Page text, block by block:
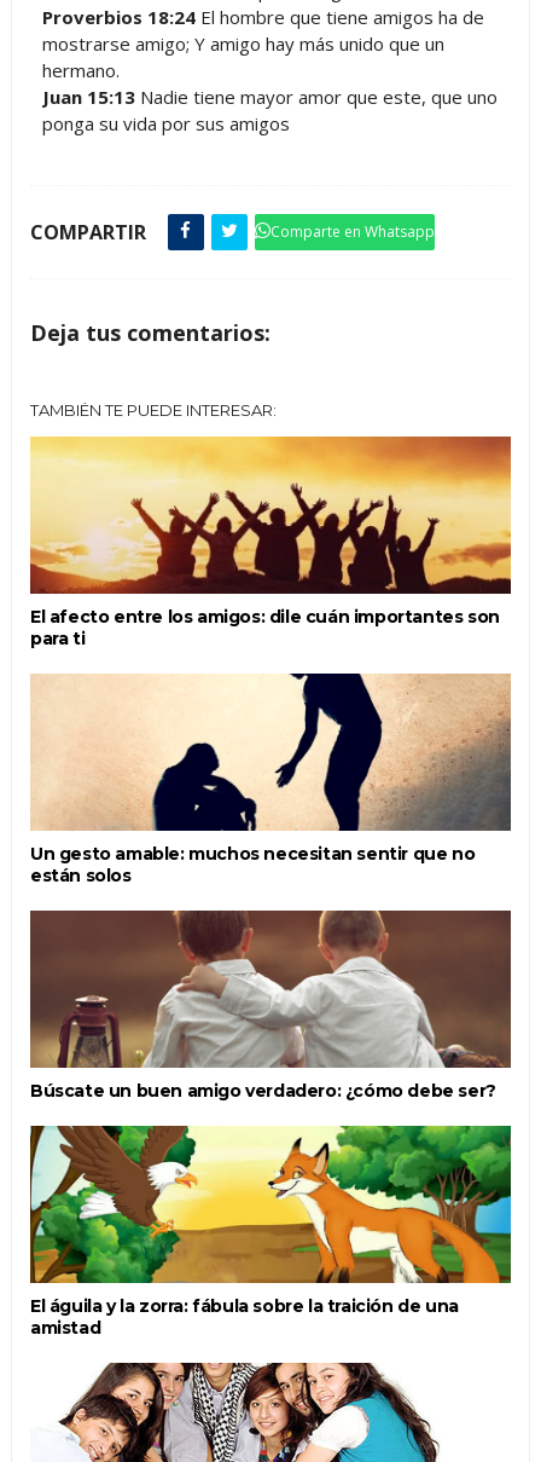
Proverbios 18:24 El hombre que tiene amigos ha de
mostrarse amigo; Y amigo hay más unido que un
hermano.
Juan 15:13 Nadie tiene mayor amor que este, que uno
ponga su vida por sus amigos
COMPARTIR Comparte en Whatsapp
Deja tus comentarios:
TAMBIÉN TE PUEDE INTERESAR:
El afecto entre los amigos: dile cuán importantes son
para ti
Un gesto amable: muchos necesitan sentir que no
están solos
Búscate un buen amigo verdadero: ¿cómo debe ser?
El águila y la zorra: fábula sobre la traición de una
amistad